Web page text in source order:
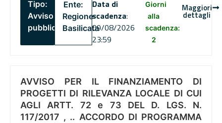
Tipo:
Avviso
pubblico
Ente:
Regione
Basilicata
Data di
scadenza:
09/08/2026
23:59
Giorni
alla
scadenza:
2
Maggiori
dettagli
AVVISO PER IL FINANZIAMENTO DI
PROGETTI DI RILEVANZA LOCALE DI CUI
AGLI ARTT. 72 e 73 DEL D. LGS. N.
117/2017 , .. ACCORDO DI PROGRAMMA